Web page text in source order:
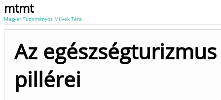
mtmt
Magyar Tudományos Művek Tára
Az
pillérei